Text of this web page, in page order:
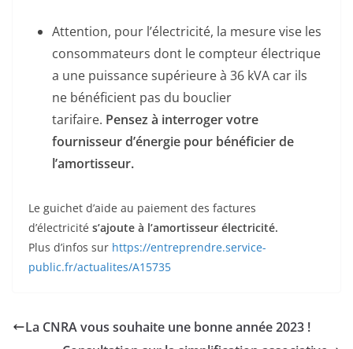
Attention, pour l’électricité, la mesure vise les
consommateurs dont le compteur électrique
a une puissance supérieure à 36 kVA car ils
ne bénéficient pas du bouclier
tarifaire. Pensez à interroger votre
fournisseur d’énergie pour bénéficier de
l’amortisseur.
Le guichet d’aide au paiement des factures
d’électricité s’ajoute à l’amortisseur électricité.
Plus d’infos sur https://entreprendre.service-
public.fr/actualites/A15735
La CNRA vous souhaite une bonne année 2023 !